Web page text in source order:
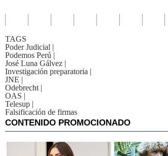
TAGS
Poder Judicial |
Podemos Perú |
José Luna Gálvez |
Investigación preparatoria |
JNE |
Odebrecht |
OAS |
Telesup |
Falsificación de firmas